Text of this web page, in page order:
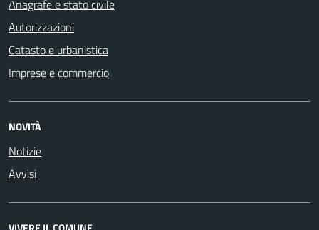
Anagrafe e stato civile
Autorizzazioni
Catasto e urbanistica
Imprese e commercio
NOVITÀ
Notizie
Avvisi